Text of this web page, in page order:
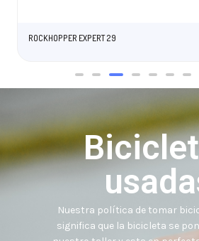
ROCKHOPPER EXPERT 29
Nuestra política de tomar
significa que la bicicleta se